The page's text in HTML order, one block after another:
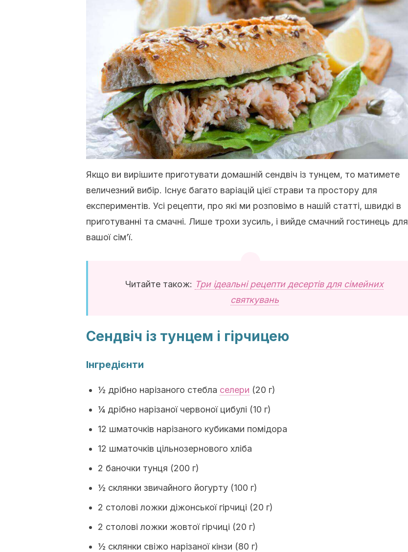
Якщо ви вирішите приготувати домашній сендвіч із тунцем, то матимете
величезний вибір. Існує багато варіацій цієї страви та простору для
експериментів. Усі рецепти, про які ми розповімо в нашій статті, швидкі в
приготуванні та смачні. Лише трохи зусиль, і вийде смачний гостинець для
вашої сім’ї.
Читайте також: Три ідеальні рецепти десертів для сімейних
святкувань
Сендвіч із тунцем і гірчицею
Інгредієнти
½ дрібно нарізаного стебла селери (20 г)
¼ дрібно нарізаної червоної цибулі (10 г)
12 шматочків нарізаного кубиками помідора
12 шматочків цільнозернового хліба
2 баночки тунця (200 г)
½ склянки звичайного йогурту (100 г)
2 столові ложки діжонської гірчиці (20 г)
2 столові ложки жовтої гірчиці (20 г)
½ склянки свіжо нарізаної кінзи (80 г)